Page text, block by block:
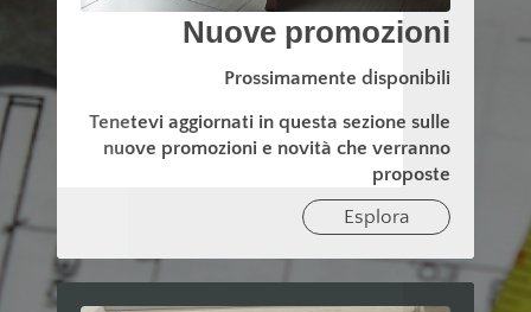
Nuove promozioni
Prossimamente disponibili
Tenetevi aggiornati in questa sezione sulle
nuove promozioni e novità che verranno
proposte
Esplora